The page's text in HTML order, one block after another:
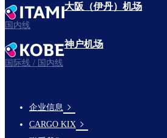
大阪（伊丹）机场
国内线
神户机场
国际线 / 国内线
footer-
企业信息
CARGO KIX